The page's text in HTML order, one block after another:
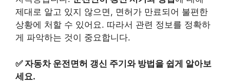
제대로 알고 있지 않으면, 면허가 만료되어 불편한
상황에 처할 수 있어요. 따라서 관련 정보를 정확하
게 파악하는 것이 중요합니다.
✅ 자동차 운전면허 갱신 주기와 방법을 쉽게 알아보
세요.